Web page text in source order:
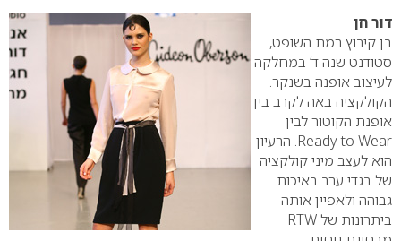
דור חן
בן קיבוץ רמת השופט,
סטודנט שנה ד’ במחלקה
לעיצוב אופנה בשנקר.
הקולקציה באה לקרב בין
אופנת הקוטור לבין
Ready to Wear. הרעיון
הוא לעצב מיני קולקציה
של בגדי ערב באיכות
גבוהה ולאפיין אותה
ביתרונות שלRTW